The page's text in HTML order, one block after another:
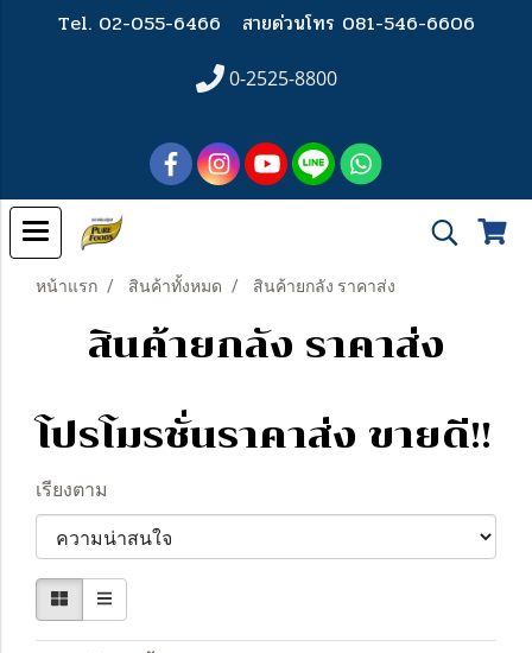
Tel. 02-055-6466 สายด่วนโทร 081-546-6606
0-2525-8800
หน้าแรก สินค้าทั้งหมด สินค้ายกลัง ราคาส่ง
สินค้ายกลัง ราคาส่ง
โปรโมรชั่นราคาส่ง ขายดี!!
เรียงตาม